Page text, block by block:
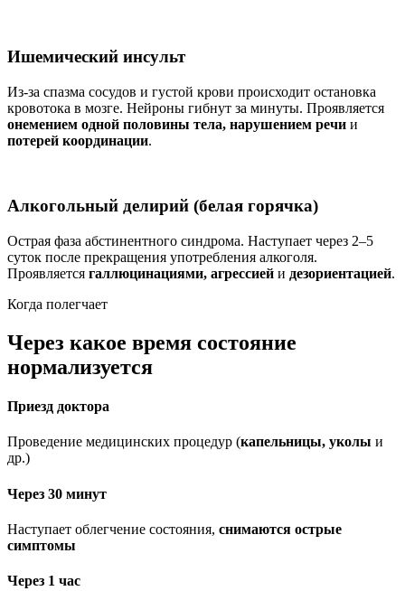
Ишемический инсульт
Из-за спазма сосудов и густой крови происходит остановка
кровотока в мозге. Нейроны гибнут за минуты. Проявляется
онемением одной половины тела, нарушением речи и
потерей координации.
Алкогольный делирий (белая горячка)
Острая фаза абстинентного синдрома. Наступает через 2–5
суток после прекращения употребления алкоголя.
Проявляется галлюцинациями, агрессией и дезориентацией.
Когда полегчает
Через какое время состояние
нормализуется
Приезд доктора
Проведение медицинских процедур (капельницы, уколы и
др.)
Через 30 минут
Наступает облегчение состояния, снимаются острые
симптомы
Через 1 час